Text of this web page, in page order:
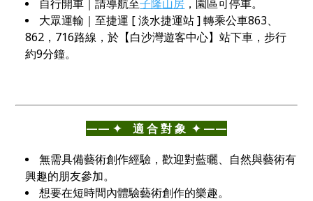
自行開車｜請導航至子隆山房 ，園區可停車。
大眾運輸｜至捷運 [ 淡水捷運站 ] 轉乘公車863、
862，716路線，於【白沙灣遊客中心】站下車，步行
約9分鐘。
⁣——⁣ ✦ 適 合 對 象 ✦ ——
無需具備藝術創作經驗，歡迎對藍曬、自然與藝術有
興趣的朋友參加。
想要在短時間內體驗藝術創作的樂趣。